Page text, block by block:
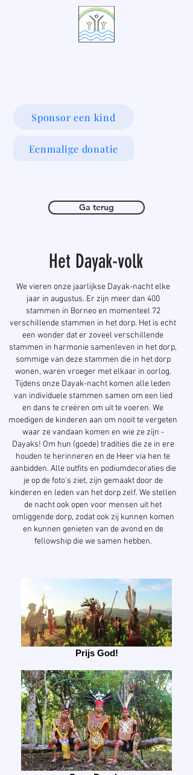
Sponsor een kind
Eenmalige donatie
Ga terug
Het Dayak-volk
We vieren onze jaarlijkse Dayak-nacht elke
jaar in augustus. Er zijn meer dan 400
stammen in Borneo en momenteel 72
verschillende stammen in het dorp. Het is echt
een wonder dat er zoveel verschillende
stammen in harmonie samenleven in het dorp,
sommige van deze stammen die in het dorp
wonen, waren vroeger met elkaar in oorlog.
Tijdens onze Dayak-nacht komen alle leden
van individuele stammen samen om een lied
en dans te creëren om uit te voeren. We
moedigen de kinderen aan om nooit te vergeten
waar ze vandaan komen en wie ze zijn -
Dayaks! Om hun (goede) tradities die ze in ere
houden te herinneren en de Heer via hen te
aanbidden. Alle outfits en podiumdecoraties die
je op de foto's ziet, zijn gemaakt door de
kinderen en leden van het dorp zelf. We stellen
de nacht ook open voor mensen uit het
omliggende dorp, zodat ook zij kunnen komen
en kunnen genieten van de avond en de
fellowship die we samen hebben.
Prijs God!